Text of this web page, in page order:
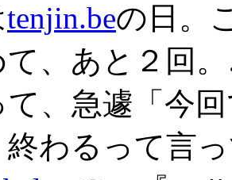
tenjin.beの日。
て、あと２回
、急遽「今
終わるって言